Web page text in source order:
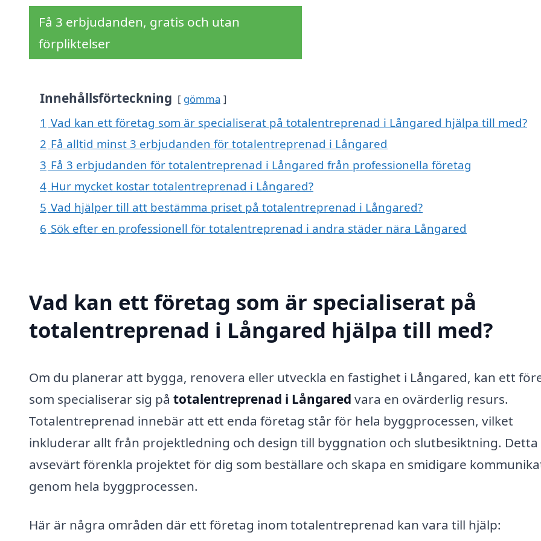
Få 3 erbjudanden, gratis och utan
förpliktelser
Innehållsförteckning gömma
1 Vad kan ett företag som är specialiserat på totalentreprenad i Långared hjälpa till med?
2 Få alltid minst 3 erbjudanden för totalentreprenad i Långared
3 Få 3 erbjudanden för totalentreprenad i Långared från professionella företag
4 Hur mycket kostar totalentreprenad i Långared?
5 Vad hjälper till att bestämma priset på totalentreprenad i Långared?
6 Sök efter en professionell för totalentreprenad i andra städer nära Långared
Vad kan ett företag som är specialiserat på
totalentreprenad i Långared hjälpa till med?
Om du planerar att bygga, renovera eller utveckla en fastighet i Långared, kan ett
som specialiserar sig på totalentreprenad i Långared vara en ovärderlig resurs.
Totalentreprenad innebär att ett enda företag står för hela byggprocessen, vilket
inkluderar allt från projektledning och design till byggnation och slutbesiktning. Detta
avsevärt förenkla projektet för dig som beställare och skapa en smidigare
genom hela byggprocessen.
Här är några områden där ett företag inom totalentreprenad kan vara till hjälp: